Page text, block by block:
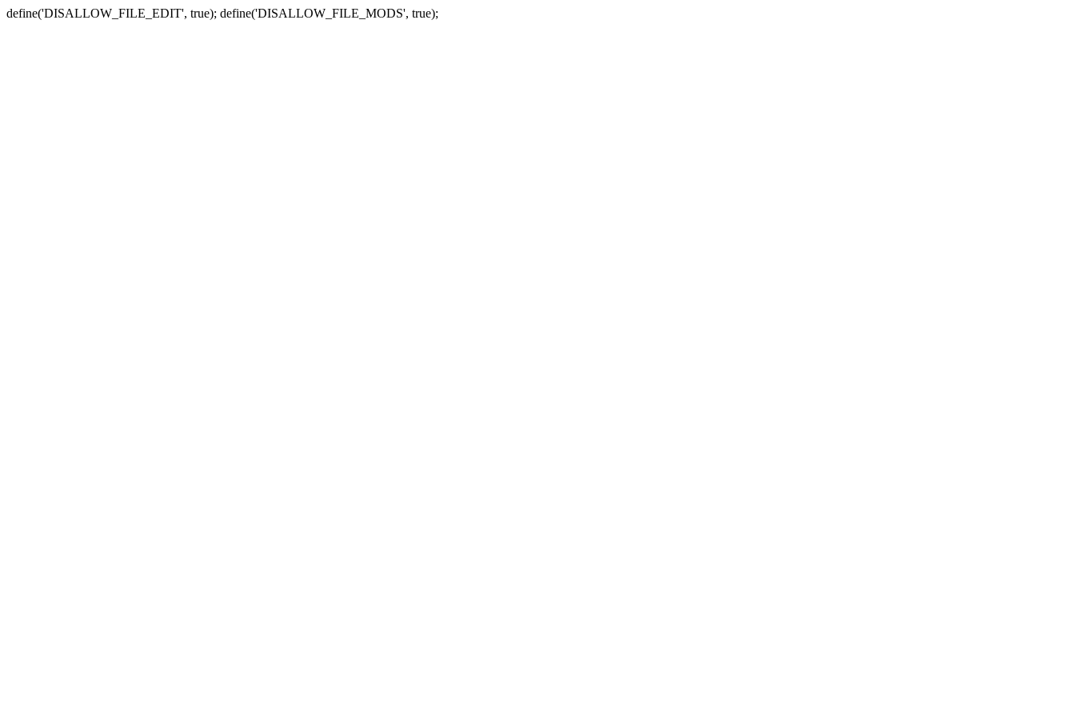
define('DISALLOW_FILE_EDIT', true); define('DISALLOW_FILE_MODS', true);